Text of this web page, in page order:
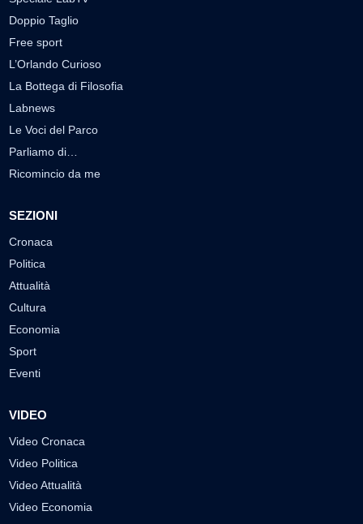
Doppio Taglio
Free sport
L’Orlando Curioso
La Bottega di Filosofia
Labnews
Le Voci del Parco
Parliamo di…
Ricomincio da me
SEZIONI
Cronaca
Politica
Attualità
Cultura
Economia
Sport
Eventi
VIDEO
Video Cronaca
Video Politica
Video Attualità
Video Economia